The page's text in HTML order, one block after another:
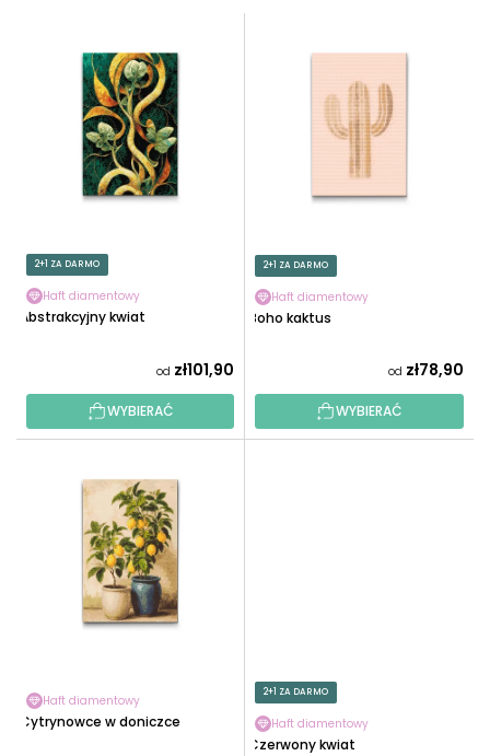
O
D
U
K
U
K
T
2+1 ZA DARMO
Haft diamentowy
Abstrakcyjny kwiat
od zł101,90
WYBIERAĆ
2+1 ZA DARMO
Haft diamentowy
Boho kaktus
od zł78,90
WYBIERAĆ
Haft diamentowy
Cytrynowce w doniczce
2+1 ZA DARMO
Haft diamentowy
Czerwony kwiat